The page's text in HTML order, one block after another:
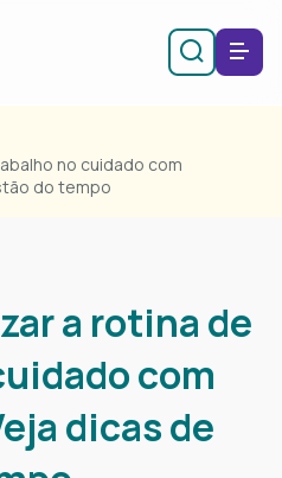
no cuidado com
do tempo
a rotina de
com
dicas de